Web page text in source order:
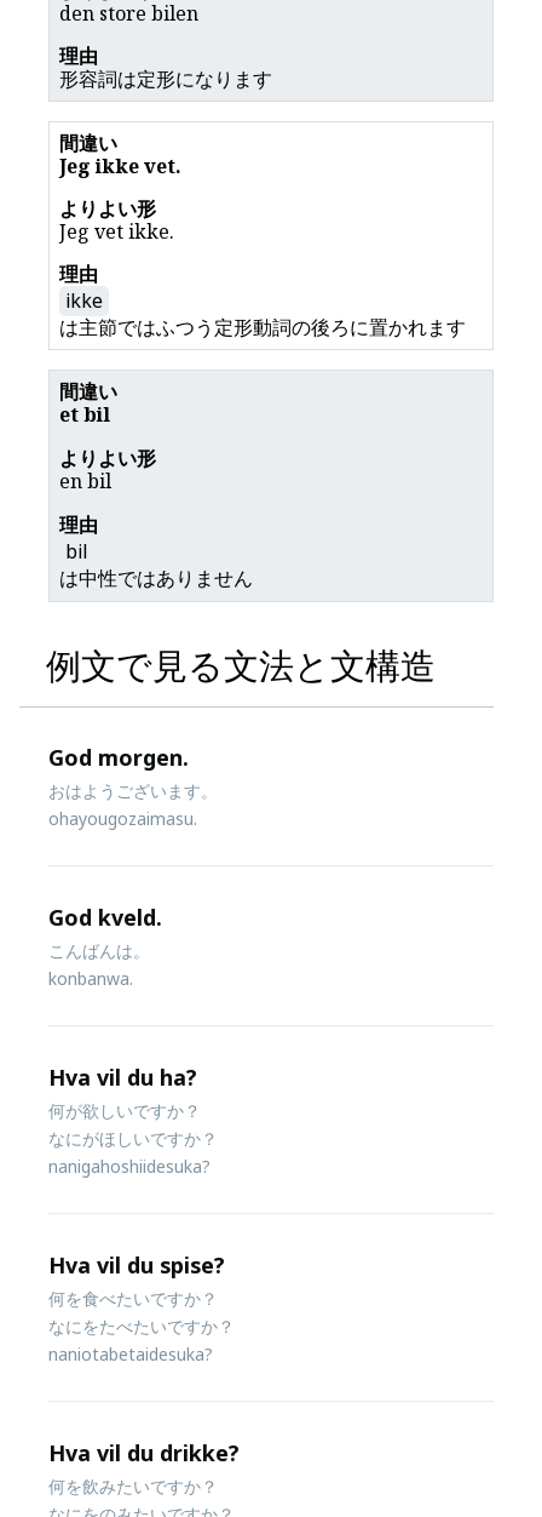
den store bilen
形容詞は定形になります
Jeg ikke vet.
Jeg vet ikke.
ikke
は主節ではふつう定形動詞の後ろに置かれます
et bil
en bil
bil
は中性ではありません
例文で見る文法と文構造
God morgen.
おはようございます。
ohayougozaimasu.
God kveld.
こんばんは。
konbanwa.
Hva vil du ha?
何が欲しいですか？
なにがほしいですか？
nanigahoshiidesuka?
Hva vil du spise?
何を食べたいですか？
なにをたべたいですか？
naniotabetaidesuka?
Hva vil du drikke?
何を飲みたいですか？